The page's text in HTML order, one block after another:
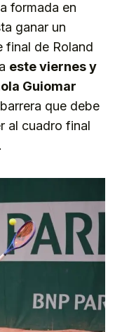
formada en
ganar un
final de Roland
este viernes y
Guiomar
que debe
al cuadro final